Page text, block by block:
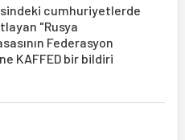
cumhuriyetlerde
"Rusya
Federasyon
KAFFED bir bildiri